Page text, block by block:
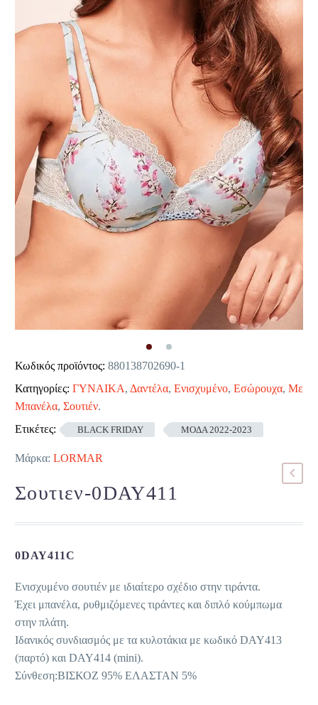
Κωδικός προϊόντος: 880138702690-1
Κατηγορίες: ΓΥΝΑΙΚΑ, Δαντέλα, Ενισχυμένο, Εσώρουχα, Με
Μπανέλα, Σουτιέν.
Ετικέτες:
BLACK FRIDAY ΜΟΔΑ 2022-2023
Μάρκα: LORMAR
Σουτιεν-0DAY411
0DAY411C
Ενισχυμένο σουτιέν με ιδιαίτερο σχέδιο στην τιράντα.
Έχει μπανέλα, ρυθμιζόμενες τιράντες και διπλό κούμπωμα
στην πλάτη.
Ιδανικός συνδιασμός με τα κυλοτάκια με κωδικό DAY413
(παρτό) και DAY414 (mini).
Σύνθεση:ΒΙΣΚΟΖ 95% ΕΛΑΣΤΑΝ 5%